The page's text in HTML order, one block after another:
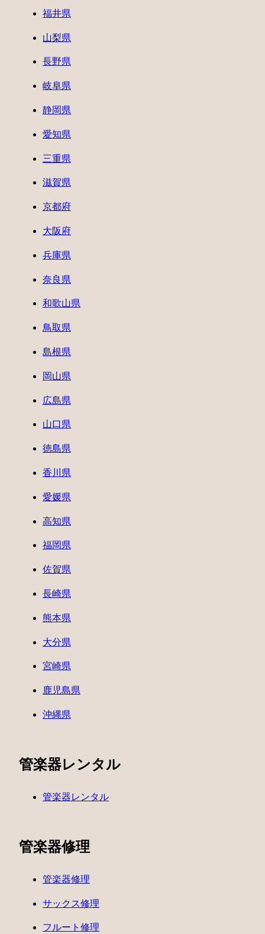
福井県
山梨県
長野県
岐阜県
静岡県
愛知県
三重県
滋賀県
京都府
大阪府
兵庫県
奈良県
和歌山県
鳥取県
島根県
岡山県
広島県
山口県
徳島県
香川県
愛媛県
高知県
福岡県
佐賀県
長崎県
熊本県
大分県
宮崎県
鹿児島県
沖縄県
管楽器レンタル
管楽器レンタル
管楽器修理
管楽器修理
サックス修理
フルート修理